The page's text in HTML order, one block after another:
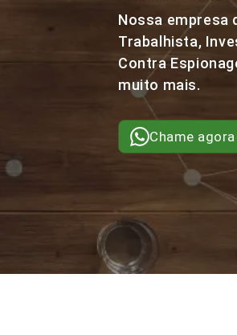
Nossa empresa
Trabalhista,
Contra
muito mais.
Chame